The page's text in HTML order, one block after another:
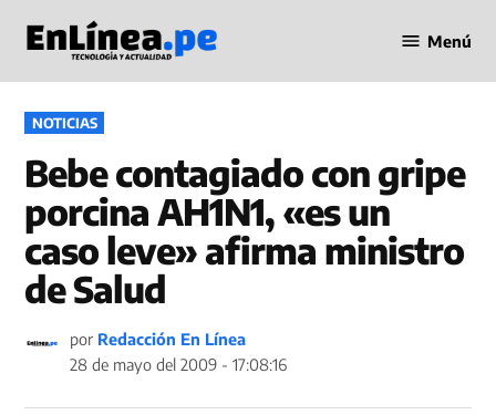
contenido
en Línea
Menú
PUBLICADO
EN
NOTICIAS
Bebe contagiado con gripe
porcina AH1N1, «es un
caso leve» afirma ministro
de Salud
por Redacción En Línea
28 de mayo del 2009 - 17:08:16